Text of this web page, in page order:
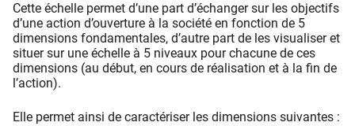
Cette échelle permet d’une part d’échanger sur les objectifs
d’une action d’ouverture à la société en fonction de 5
dimensions fondamentales, d’autre part de les visualiser et
situer sur une échelle à 5 niveaux pour chacune de ces
dimensions (au début, en cours de réalisation et à la fin de
l’action).
Elle permet ainsi de caractériser les dimensions suivantes :